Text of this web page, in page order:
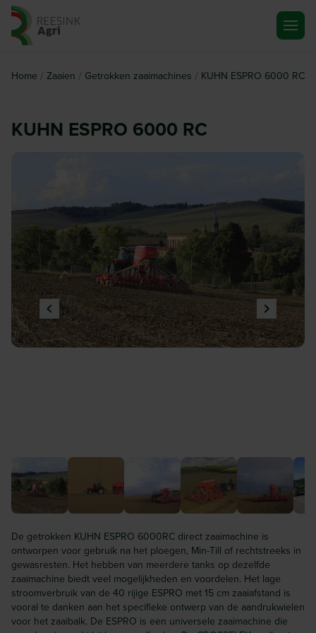
Home / Zaaien / Getrokken zaaimachines / KUHN ESPRO 6000 RC
KUHN ESPRO 6000 RC
De getrokken KUHN ESPRO 6000RC direct zaaimachine is
ontworpen voor gebruik na het ploegen, Min-Till of rechtstreeks in
gewasresten. Het hebben van meerdere tanks op dezelfde
zaaimachine biedt veel mogelijkheden en voordelen. Het lage
stroomverbruik van de 40 rijige ESPRO met 15 cm zaaiafstand is
vooral te danken aan het specifieke ontwerp van de aandrukwielen
voor het zaaibalk. De ESPRO is een universele zaaimachine die